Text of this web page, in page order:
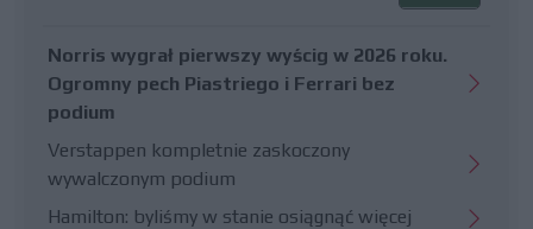
Norris wygrał pierwszy wyścig w 2026 roku.
Ogromny pech Piastriego i Ferrari bez
podium
Verstappen kompletnie zaskoczony
wywalczonym podium
Hamilton: byliśmy w stanie osiągnąć więcej